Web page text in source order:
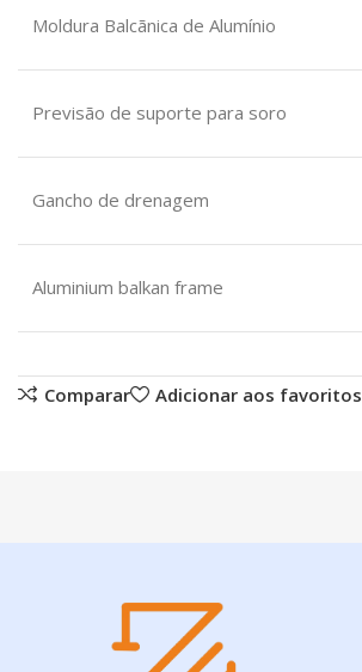
Moldura Balcãnica de Alumínio
Previsão de suporte para soro
Gancho de drenagem
Aluminium balkan frame
Comparar
Adicionar aos favoritos